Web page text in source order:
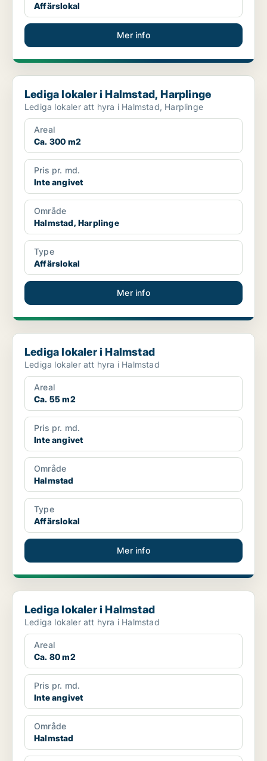
Affärslokal
Mer info
Lediga lokaler i Halmstad, Harplinge
Lediga lokaler i Halmstad, Harplinge
Lediga lokaler att hyra i Halmstad, Harplinge
Areal
Ca. 300 m2
Pris pr. md.
Inte angivet
Område
Halmstad, Harplinge
Type
Affärslokal
Mer info
Lediga lokaler i Halmstad
Lediga lokaler i Halmstad
Lediga lokaler att hyra i Halmstad
Areal
Ca. 55 m2
Pris pr. md.
Inte angivet
Område
Halmstad
Type
Affärslokal
Mer info
Lediga lokaler i Halmstad
Lediga lokaler i Halmstad
Lediga lokaler att hyra i Halmstad
Areal
Ca. 80 m2
Pris pr. md.
Inte angivet
Område
Halmstad